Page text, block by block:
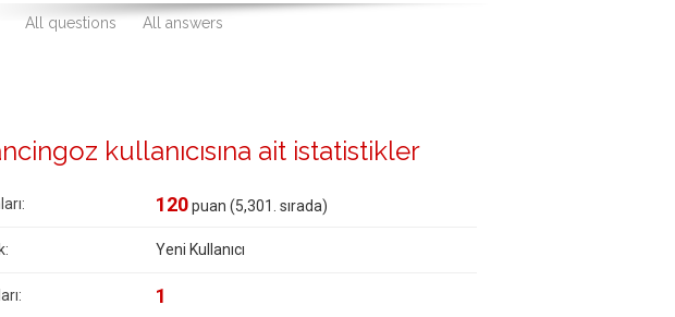
All questions All answers
kullanıcısına ait istatistikler
120puan (5,301 . sırada)
Yeni Kullanıcı
1